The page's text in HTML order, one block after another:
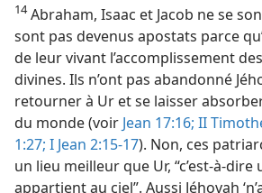
14Abraham, Isaac et Jacob ne se
sont pas devenus apostats parce
de leur vivant l’accomplissement
divines. Ils n’ont pas abandonné
retourner à Ur et se laisser
du monde (voir Jean 17:16; II
1:27; I Jean 2:15-17). Non, ces
un lieu meilleur que Ur, “c’est-à-dire
appartient au ciel”. Aussi Jéhovah